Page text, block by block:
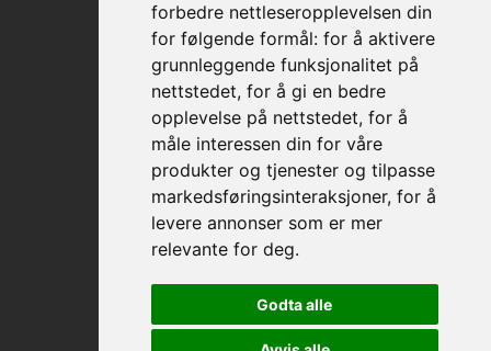
forbedre nettleseropplevelsen din
for følgende formål: for å aktivere
grunnleggende funksjonalitet på
nettstedet, for å gi en bedre
opplevelse på nettstedet, for å
måle interessen din for våre
produkter og tjenester og tilpasse
markedsføringsinteraksjoner, for å
levere annonser som er mer
relevante for deg.
Godta alle
Femund AS
Boks 58,
7374 Røros
kaptein@femund.no
+47 936 92 017
Følg oss på
sosialemedier